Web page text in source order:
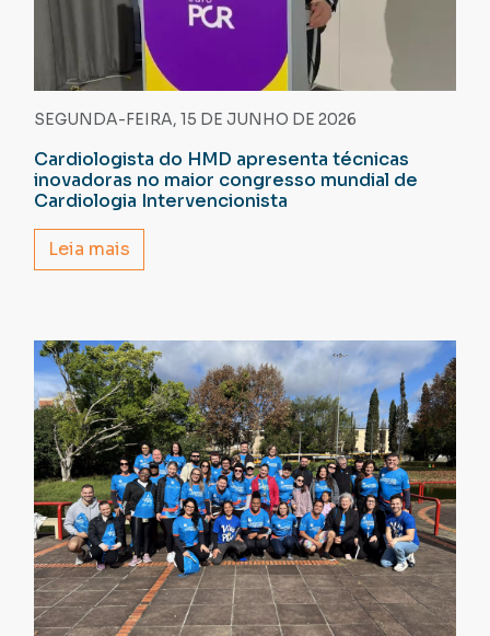
SEGUNDA-FEIRA, 15 DE JUNHO DE 2026
Cardiologista do HMD apresenta técnicas
inovadoras no maior congresso mundial de
Cardiologia Intervencionista
Leia mais